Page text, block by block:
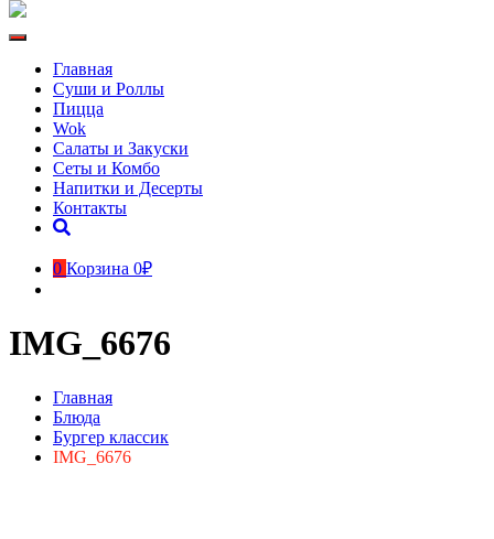
Главная
Суши и Роллы
Пицца
Wok
Салаты и Закуски
Сеты и Комбо
Напитки и Десерты
Контакты
0 Корзина 0₽
IMG_6676
Главная
Блюда
Бургер классик
IMG_6676